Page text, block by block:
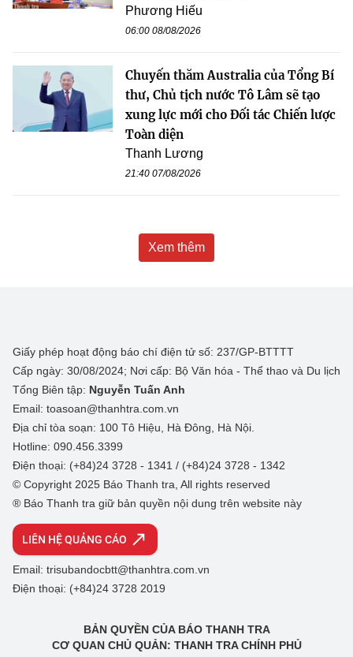
Phương Hiếu
06:00 08/08/2026
Chuyến thăm Australia của Tổng Bí
thư, Chủ tịch nước Tô Lâm sẽ tạo
xung lực mới cho Đối tác Chiến lược
Toàn diện
Thanh Lương
21:40 07/08/2026
Xem thêm
Giấy phép hoạt động báo chí điện tử số: 237/GP-BTTTT
Cấp ngày: 30/08/2024; Nơi cấp: Bộ Văn hóa - Thể thao và Du lịch
Tổng Biên tập: Nguyễn Tuấn Anh
Email: toasoan@thanhtra.com.vn
Địa chỉ tòa soạn: 100 Tô Hiệu, Hà Đông, Hà Nội.
Hotline: 090.456.3399
Điện thoại: (+84)24 3728 - 1341 / (+84)24 3728 - 1342
© Copyright 2025 Báo Thanh tra, All rights reserved
® Báo Thanh tra giữ bản quyền nội dung trên website này
LIÊN HỆ QUẢNG CÁO
Email: trisubandocbtt@thanhtra.com.vn
Điện thoại: (+84)24 3728 2019
BẢN QUYỀN CỦA BÁO THANH TRA
CƠ QUAN CHỦ QUẢN: THANH TRA CHÍNH PHỦ